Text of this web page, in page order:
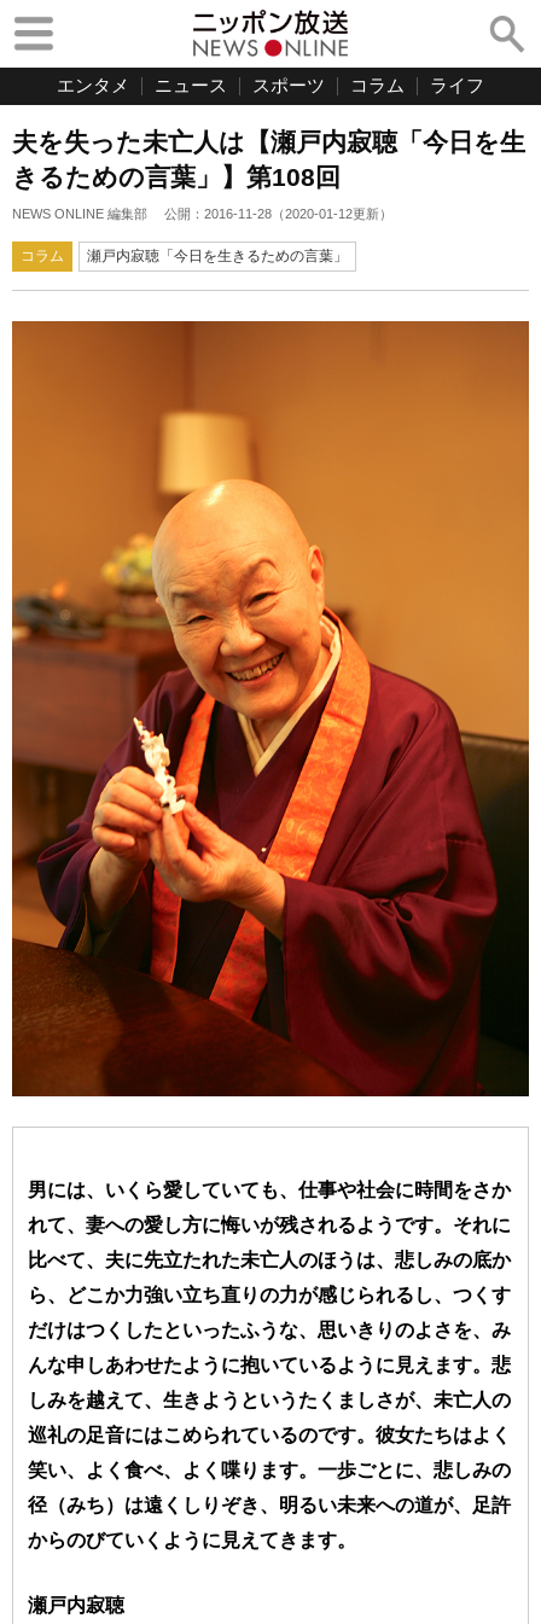
エンタメ ニュース スポーツ コラム ライフ
夫を失った未亡人は【瀬戸内寂聴「今日を生
きるための言葉」】第108回
NEWS ONLINE 編集部 公開： 2016-11-28 （2020-01-12更新）
コラム 瀬戸内寂聴「今日を生きるための言葉」
男には、いくら愛していても、仕事や社会に時間をさか
れて、妻への愛し方に悔いが残されるようです。それに
比べて、夫に先立たれた未亡人のほうは、悲しみの底か
ら、どこか力強い立ち直りの力が感じられるし、つくす
だけはつくしたといったふうな、思いきりのよさを、み
んな申しあわせたように抱いているように見えます。悲
しみを越えて、生きようというたくましさが、未亡人の
巡礼の足音にはこめられているのです。彼女たちはよく
笑い、よく食べ、よく喋ります。一歩ごとに、悲しみの
径（みち）は遠くしりぞき、明るい未来への道が、足許
からのびていくように見えてきます。
瀬戸内寂聴